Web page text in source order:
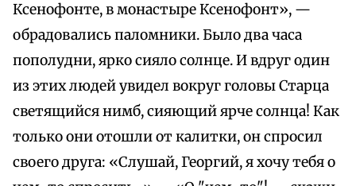
Ксенофонте, в монастыре Ксенофонт», —
обрадовались паломники. Было два часа
пополудни, ярко сияло солнце. И вдруг один
из этих людей увидел вокруг головы Старца
светящийся нимб, сияющий ярче солнца! Как
только они отошли от калитки, он спросил
своего друга: «Слушай, Георгий, я хочу тебя о